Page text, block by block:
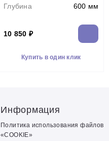
Глубина
600 мм
10 850 ₽
Купить в один клик
Информация
Политика использования файлов
«COOKIE»